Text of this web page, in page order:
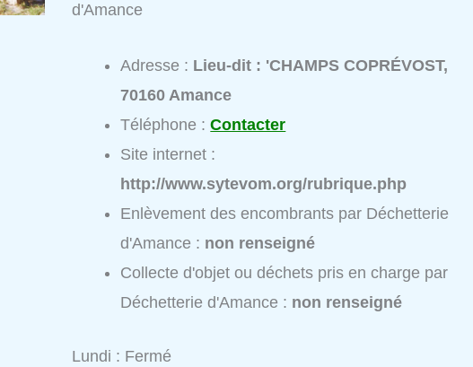
d'Amance
Adresse : Lieu-dit : 'CHAMPS COPRÉVOST,
70160 Amance
Téléphone :Contacter
Site internet :
http://www.sytevom.org/rubrique.php
Enlèvement des encombrants par Déchetterie
d'Amance : non renseigné
Collecte d'objet ou déchets pris en charge par
Déchetterie d'Amance : non renseigné
Lundi : Fermé